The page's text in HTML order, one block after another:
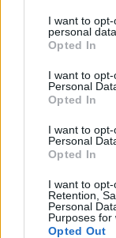
not limited to
grant or deny
use your data for
consent section.
I want to
personal data.
Opted In
I want to
Personal
Opted In
I want to
Personal
Opted In
I want to opt-
Retention,
Personal
Purposes for
Opted Out
Πιο
Βγήκαν
Γρατσία
κίνημα
Χανίων
γιατρού